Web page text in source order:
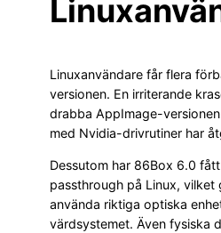
Linuxanvändare får flera
versionen. En irriterande
drabba AppImage-
med Nvidia-drivrutiner har
Dessutom har 86Box 6.0
passthrough på Linux,
använda riktiga optiska
värdsystemet. Även fysiska